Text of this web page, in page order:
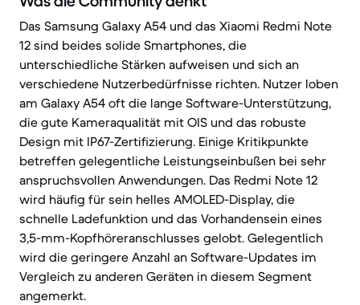
Das Samsung Galaxy A54 und das Xiaomi Redmi Note
12 sind beides solide Smartphones, die
unterschiedliche Stärken aufweisen und sich an
verschiedene Nutzerbedürfnisse richten. Nutzer loben
am Galaxy A54 oft die lange Software-Unterstützung,
die gute Kameraqualität mit OIS und das robuste
Design mit IP67-Zertifizierung. Einige Kritikpunkte
betreffen gelegentliche Leistungseinbußen bei sehr
anspruchsvollen Anwendungen. Das Redmi Note 12
wird häufig für sein helles AMOLED-Display, die
schnelle Ladefunktion und das Vorhandensein eines
3,5-mm-Kopfhöreranschlusses gelobt. Gelegentlich
wird die geringere Anzahl an Software-Updates im
Vergleich zu anderen Geräten in diesem Segment
angemerkt.